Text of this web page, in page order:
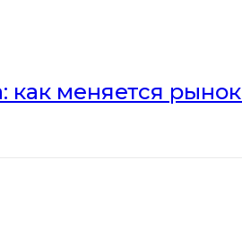
меняется